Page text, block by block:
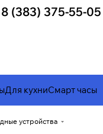
8 (383) 375-55-05
Для кухниСмарт часы
устройства